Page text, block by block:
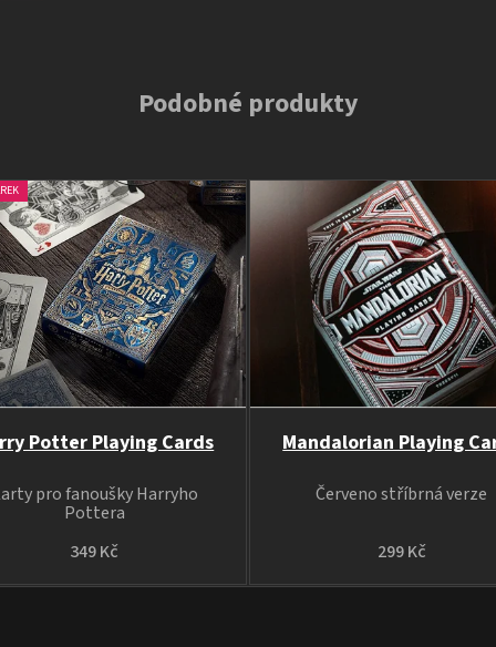
Podobné produkty
Potter Playing Cards
349 Kč
pro fanoušky Harryho
Pottera
Mandalorian Playing
299 Kč
Červeno stříbrná verze